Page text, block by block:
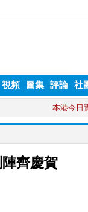
視頻 圖集 評論 社
齊慶賀